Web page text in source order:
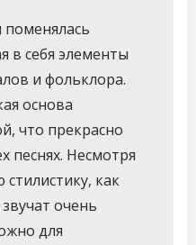
поменялась
в себя элементы
и фольклора.
основа
что прекрасно
песнях. Несмотря
как
очень
для